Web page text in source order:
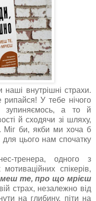
внутрішні страхи.
рипайся! У тебе нічого
зупиняємось, а то й
й сходячи зі шляху,
Міг би, якби ми хоча б
цього нам спочатку
тренера, одного з
спікерів,
те, про що мрієш
страх, незалежно від
на глибину, піти на